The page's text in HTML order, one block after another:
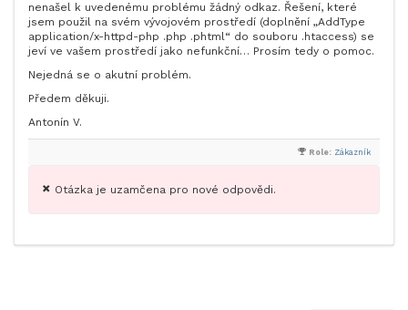
nenašel k uvedenému problému žádný odkaz. Řešení, které
jsem použil na svém vývojovém prostředí (doplnění „AddType
application/x-httpd-php .php .phtml“ do souboru .htaccess) se
jeví ve vašem prostředí jako nefunkční… Prosím tedy o pomoc.
Nejedná se o akutní problém.
Předem děkuji.
Antonín V.
Role: Zákazník
Otázka je uzamčena pro nové odpovědi.